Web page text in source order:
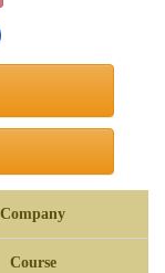
Company
Course